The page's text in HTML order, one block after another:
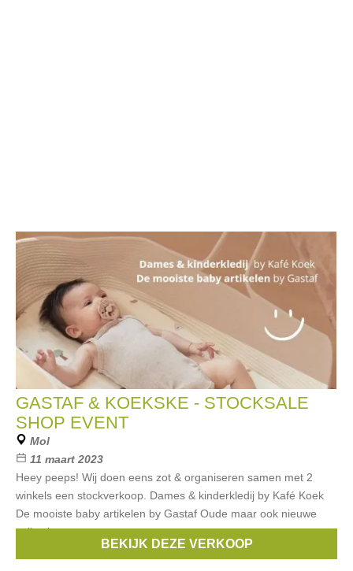
GASTAF & KOEKSKE - STOCKSALE
SHOP EVENT
Mol
11 maart 2023
Heey peeps! Wij doen eens zot & organiseren samen met 2
winkels een stockverkoop. Dames & kinderkledij by Kafé Koek
De mooiste baby artikelen by Gastaf Oude maar ook nieuwe
collectie
Cybex,joolz, Trixie, jollein,Little dutch
BEKIJK DEZE VERKOOP